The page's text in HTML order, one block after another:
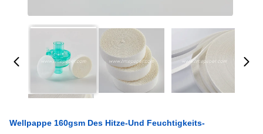
Wellpappe 160gsm Des Hitze-Und Feuchtigkeits-